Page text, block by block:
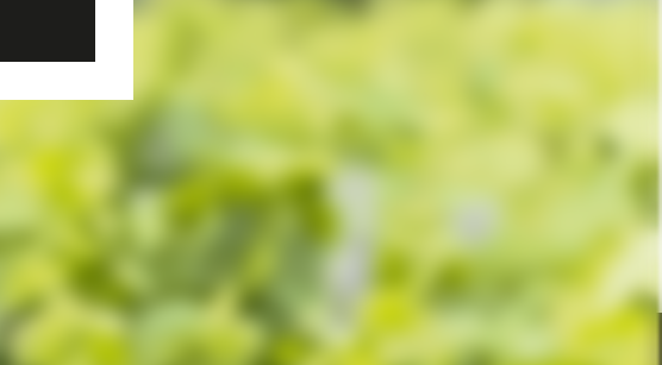
newsletter
10% de desconto!